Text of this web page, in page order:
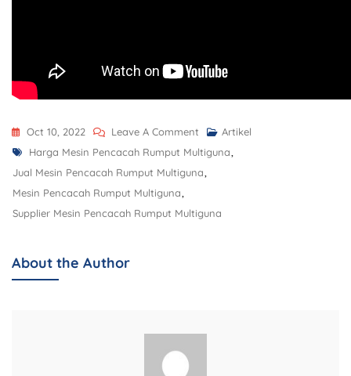
Oct 10, 2022 Leave A Comment
Artikel
Harga Mesin Pencacah Rumput Multiguna,
Jual Mesin Pencacah Rumput Multiguna,
Mesin Pencacah Rumput Multiguna,
Supplier Mesin Pencacah Rumput Multiguna
About the Author